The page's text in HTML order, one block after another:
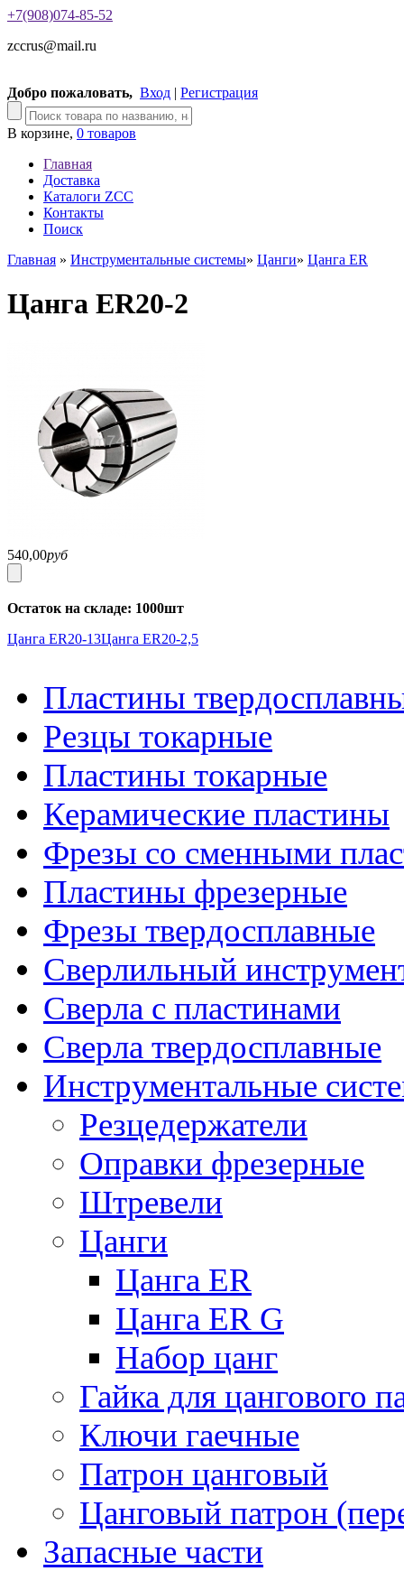
+7(908)074-85-52
zccrus@mail.ru
Добро пожаловать, Вход | Регистрация
В корзине, 0 товаров
Главная
Доставка
Каталоги ZCC
Контакты
Поиск
Главная » Инструментальные системы» Цанги» Цанга ER
Цанга ER20-2
540,00руб
Остаток на складе: 1000шт
Цанга ER20-13Цанга ER20-2,5
Пластины
Резцы токарные
Пластины токарные
Керамические пластины
Фрезы со сменными
Пластины фрезерные
Фрезы твердосплавные
Сверлильный
Сверла с пластинами
Сверла твердосплавные
Инструментальные
Резцедержатели
Оправки фрезерные
Штревели
Цанги
Цанга ER
Цанга ER G
Набор цанг
Гайка для цангового
Ключи гаечные
Патрон цанговый
Цанговый патрон
Запасные части